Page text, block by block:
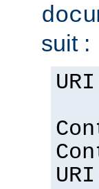
suit :